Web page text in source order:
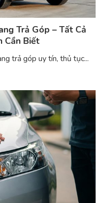
Trả Góp – Tất Cả
Cần Biết
trả góp uy tín, thủ tục...